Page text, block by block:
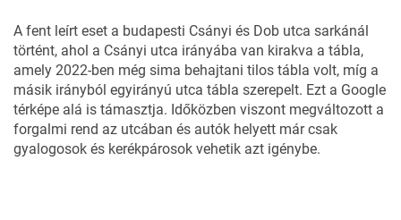
A fent leírt eset a budapesti Csányi és Dob utca sarkánál
történt, ahol a Csányi utca irányába van kirakva a tábla,
amely 2022-ben még sima behajtani tilos tábla volt, míg a
másik irányból egyirányú utca tábla szerepelt. Ezt a Google
térképe alá is támasztja. Időközben viszont megváltozott a
forgalmi rend az utcában és autók helyett már csak
gyalogosok és kerékpárosok vehetik azt igénybe.